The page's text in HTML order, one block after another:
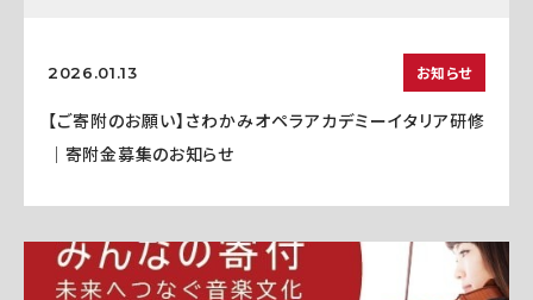
2026.01.13 お知らせ
【ご寄附のお願い】さわかみオペラアカデミーイタリア研修
｜寄附金募集のお知らせ